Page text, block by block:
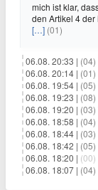
mich ist klar,
den Artikel 4
[…] (01)
06.08. 20:33 | (04)
06.08. 20:14 | (01)
06.08. 19:54 | (05)
06.08. 19:23 | (08)
06.08. 19:20 | (03)
06.08. 18:58 | (04)
06.08. 18:44 | (03)
06.08. 18:42 | (05)
06.08. 18:20 | (00)
06.08. 18:07 | (04)